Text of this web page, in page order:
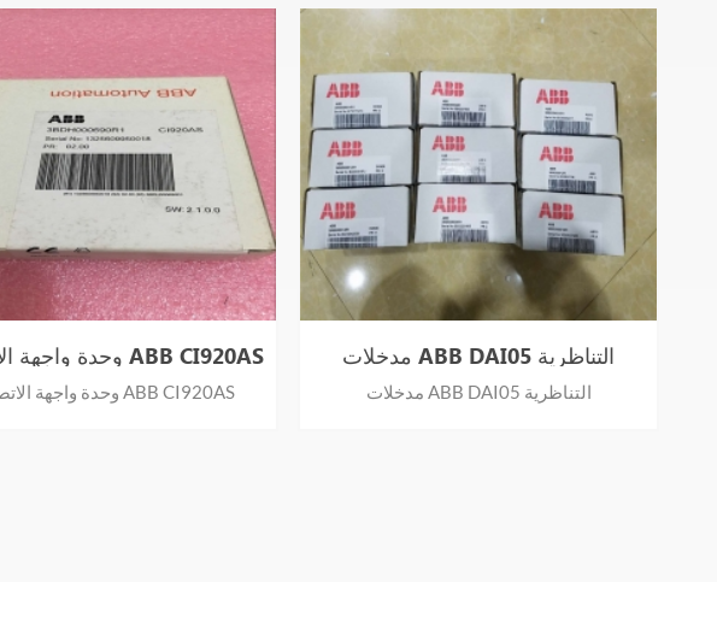
وحدة واجهة الاتصالات ABB CI920AS
وحدة واجهة الاتصالات ABB CI920AS
مدخلات ABB DAI05 التناظرية
مدخلات ABB DAI05 التناظرية